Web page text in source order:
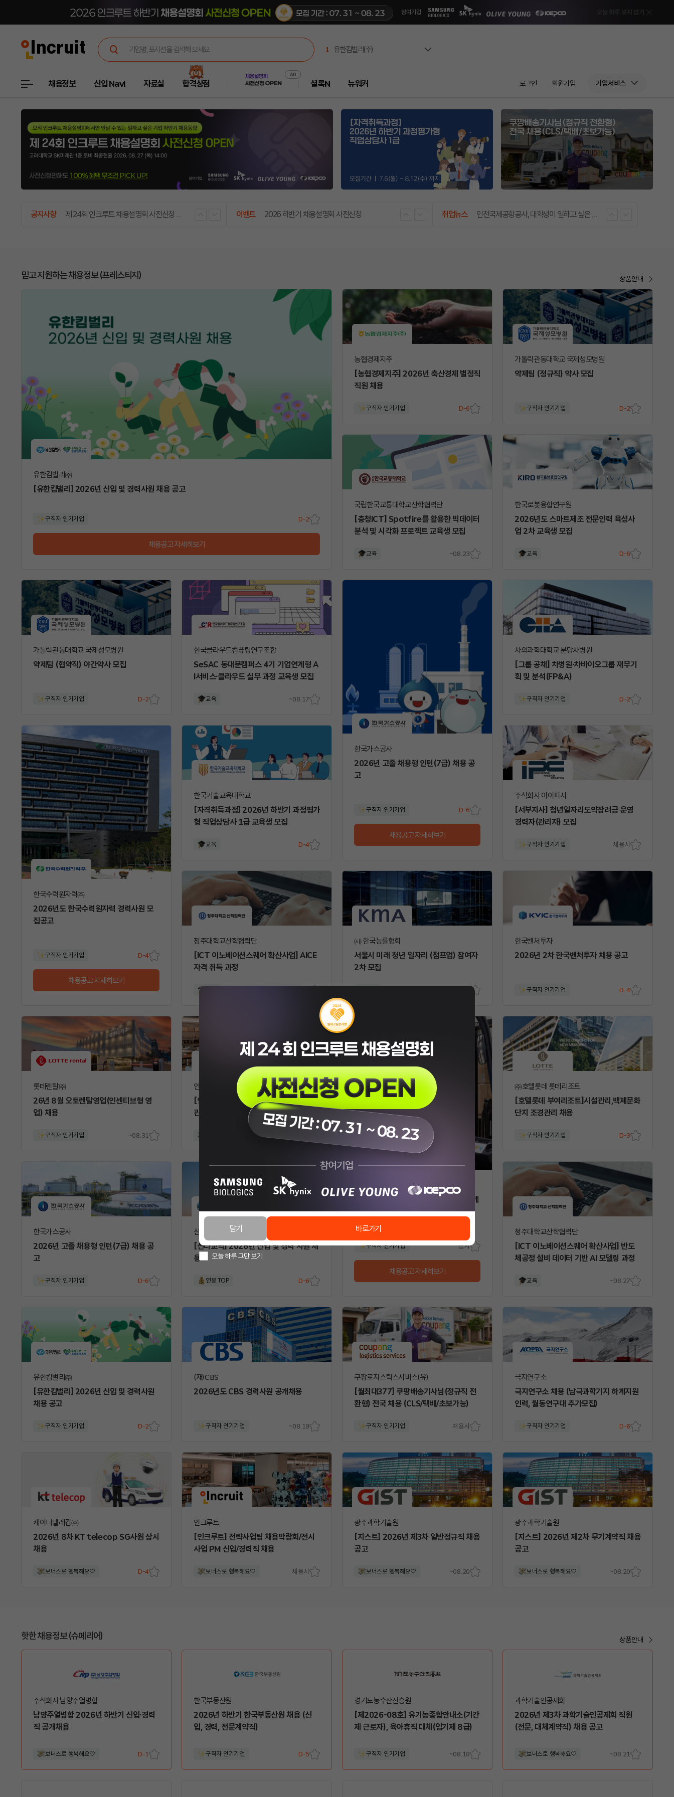
1 유한킴벌리(주)
4
한국고용노동교육원
6
한국부동산원
진주시시설관리공단
한국공항공사
중앙대학교
채용정보 신입 Navi 자료실 합격상점 셜록N 뉴워커 로그인 회원가입 기업서비스
인크루트 - 실시간 취업정보 사이트
공지사항 제 24회 인크루트 채용설명회 사전신청 OPEN 공지사항 2026 일하고 싶은 기업 순위 공개! 공지사항 취업운세 서비스 개편 안내 공지사항
이벤트 2026 하반기 채용설명회 사전신청 이벤트 프리패스 구매시 NCS 하나 더 증정! 이벤트
취업뉴스 인천국제공항공사, 대학생이 일하고 싶은 공기업 9년 연속 1위 취업뉴스
믿고 지원하는 채용정보 (프레스티지) 상품안내
유한킴벌리㈜
[유한킴벌리] 2026년 신입 및 경력사원 채용 공고
채용공고 자세히보기
구직자 인기기업 D-2
랩
농협경제지주
[농협경제지주] 2026년 축산경제 별정직
직원 채용
구직자 인기기업 D-6
가톨릭관동대학교 국제성모병원
약제팀 (정규직) 약사 모집
구직자 인기기업 D-2
국립한국교통대학교산학협력단
[충청ICT] Spotfire를 활용한 빅데이터
분석 및 시각화 프로젝트 교육생 모집
교육 ~08.23
한국로봇융합연구원
2026년도 스마트제조 전문인력 육성사
업 2차 교육생 모집
교육 D-6
가톨릭관동대학교 국제성모병원
약제팀 (협약직) 야간약사 모집
구직자 인기기업 D-2
한국클라우드컴퓨팅연구조합
SeSAC 동대문캠퍼스 4기 기업연계형 A
I서비스·클라우드 실무 과정 교육생 모집
교육 ~08.17
한국가스공사
2026년 고졸 채용형 인턴(7급) 채용 공
고
채용공고 자세히보기
구직자 인기기업 D-6
랩
차의과학대학교 분당차병원
[그룹 공채] 차병원·차바이오그룹 재무기
획 및 분석(FP&A)
구직자 인기기업 D-2
한국수력원자력㈜
2026년도 한국수력원자력 경력사원 모
집공고
채용공고 자세히보기
구직자 인기기업 D-4
랩
한국기술교육대학교
[자격취득과정] 2026년 하반기 과정평가
형 직업상담사 1급 교육생 모집
교육 D-4
주식회사 아이피시
[서부지사] 청년일자리도약장려금 운영
경력자(관리자) 모집
구직자 인기기업 채용시
청주대학교산학협력단
[ICT 이노베이션스퀘어 확산사업] AICE
자격 취득 과정
㈔ 한국능률협회
서울시 미래 청년 일자리 (점프업) 참여자
2차 모집
한국벤처투자
2026년 2차 한국벤처투자 채용 공고
구직자 인기기업 D-4
롯데렌탈㈜
26년 8월 오토렌탈영업(인센티브형 영
업) 채용
구직자 인기기업 ~08.31
인크루트
[인크루트] 셜록N 플랫폼 운영 및 서치펌
관리
보너스로 행복해요♡
스크
쿠팡로지스틱스서비스(유)
[최대4340+참석비10만]쿠팡CLS 지게
차(입출고 오퍼레이터)전국 채용
채용공고 자세히보기
구직자 인기기업 상시
랩
㈜호텔롯데 롯데리조트
[호텔롯데 부여리조트]시설관리,백제문화
단지 조경관리 채용
구직자 인기기업 D-3
한국가스공사
2026년 고졸 채용형 인턴(7급) 채용 공
고
구직자 인기기업 D-6
신라교역
[신라교역] 2026년 신입 및 경력 사원 채
용
연봉 TOP D-6
청주대학교산학협력단
[ICT 이노베이션스퀘어 확산사업] 반도
체공정 설비 데이터 기반 AI 모델링 과정
교육 ~08.27
유한킴벌리㈜
[유한킴벌리] 2026년 신입 및 경력사원
채용 공고
구직자 인기기업 D-2
(재)CBS
2026년도 CBS 경력사원 공개채용
구직자 인기기업 ~08.19
쿠팡로지스틱스서비스(유)
[월최대377] 쿠팡배송기사님(정규직 전
환형) 전국 채용 (CLS/택배/초보가능)
구직자 인기기업 채용시
극지연구소
극지연구소 채용 (남극과학기지 하계지원
인력, 월동연구대 추가모집)
구직자 인기기업 D-6
케이티텔레캅㈜
2026년 8차 KT telecop SG사원 상시
채용
보너스로 행복해요♡ D-4
인크루트
[인크루트] 전략사업팀 채용박람회/전시
사업 PM 신입/경력직 채용
보너스로 행복해요♡ 채용시
광주과학기술원
[지스트] 2026년 제3차 일반정규직 채용
공고
보너스로 행복해요♡ ~08.20
광주과학기술원
[지스트] 2026년 제2차 무기계약직 채용
공고
보너스로 행복해요♡ ~08.20
핫한 채용정보 (슈페리어) 상품안내
주식회사 남양주열병합
남양주열병합 2026년 하반기 신입·경력
직 공개채용
보너스로 행복해요♡ D-1
랩
한국부동산원
2026년 하반기 한국부동산원 채용 (신
입, 경력, 전문계약직)
구직자 인기기업 D-5
랩
경기도농수산진흥원
[제2026-08호] 유기농종합안내소(기간
제 근로자), 육아휴직 대체(임기제 8급)
구직자 인기기업 ~08.18
랩
과학기술인공제회
2026년 제3차 과학기술인공제회 직원
(전문, 대체계약직) 채용 공고
보너스로 행복해요♡ ~08.21
랩
닫기 바로가기
오늘 하루 그만 보기